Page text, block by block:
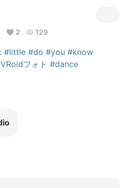
2 129
#little #do #you #know
フォト #dance